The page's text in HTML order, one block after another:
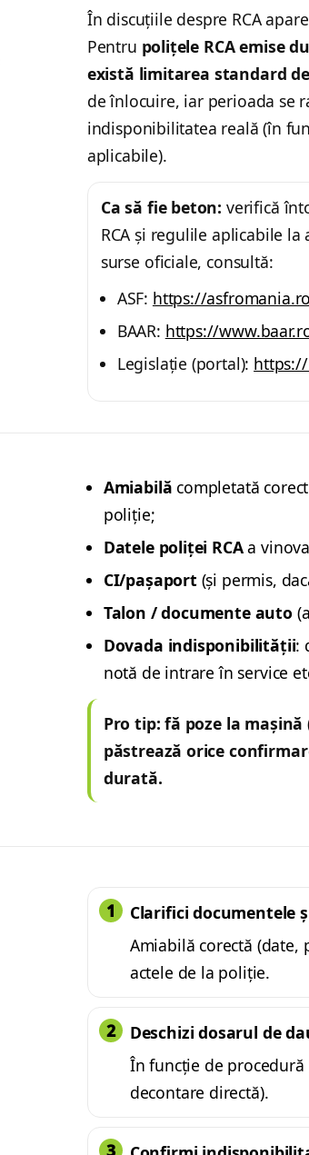
În discuțiile despre RCA
Pentru polițele RCA emise
există limitarea standard
de înlocuire, iar perioada se
indisponibilitatea reală (în
aplicabile).
Ca să fie beton: verifică
RCA și regulile aplicabile
surse oficiale, consultă:
ASF: https://
BAAR: https://
Legislație (portal):
Amiabilă completată
poliție;
Datele poliței RCAa
CI/pașaport (și permis,
Talon / documente auto
Dovada indisponibilității:
notă de intrare în service
Pro tip: fă poze la
păstrează orice
durată.
Clarifici documentele
Amiabilă corectă (date,
actele de la poliție.
Deschizi dosarul de
În funcție de procedură
decontare directă).